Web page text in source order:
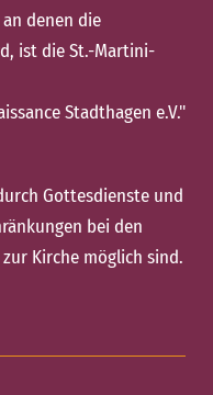
denen die
ist die St.-Martini-
Stadthagen e.V."
Gottesdienste und
bei den
Kirche möglich sind.